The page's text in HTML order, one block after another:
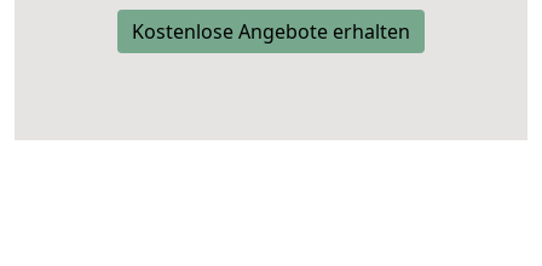
Kostenlose Angebote erhalten